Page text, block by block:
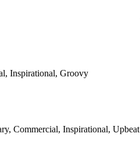
Inspirational, Groovy
Commercial, Inspirational, Upbeat